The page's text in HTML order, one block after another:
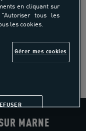
variées et
3 ans, quel que soit
MARNE
en cliquant sur
tous les
les cookies.
Gérer mes cookies